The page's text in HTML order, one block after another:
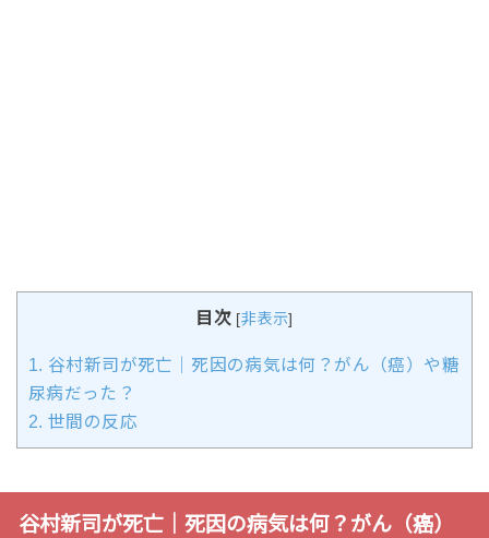
目次 [非表示]
1. 谷村新司が死亡｜死因の病気は何？がん（癌）や糖
尿病だった？
2. 世間の反応
谷村新司が死亡｜死因の病気は何？がん（癌）